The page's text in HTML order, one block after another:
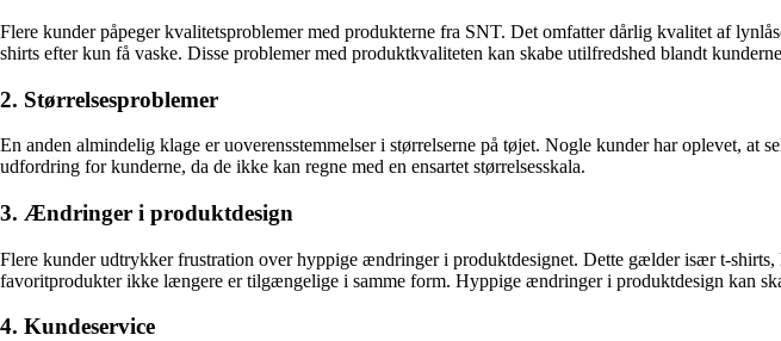
Flere kunder påpeger kvalitetsproblemer med produkterne fra SNT. Det omfatter dårlig kvalitet af
shirts efter kun få vaske. Disse problemer med produktkvaliteten kan skabe utilfredshed blandt
2. Størrelsesproblemer
En anden almindelig klage er uoverensstemmelser i størrelserne på tøjet. Nogle kunder har oplevet, at
udfordring for kunderne, da de ikke kan regne med en ensartet størrelsesskala.
3. Ændringer i produktdesign
Flere kunder udtrykker frustration over hyppige ændringer i produktdesignet. Dette gælder især t-
favoritprodukter ikke længere er tilgængelige i samme form. Hyppige ændringer i produktdesign kan
4. Kundeservice